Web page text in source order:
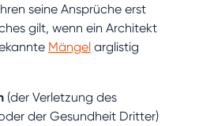
seine Ansprüche erst
gilt, wenn ein Architekt
Mängelarglistig
(der Verletzung des
der Gesundheit Dritter)